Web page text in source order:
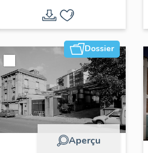
et cie, puis Société
anonyme des
anciens
établissements C. et
E. Chapal frères et
cie, actuellement
hôtel industriel,
logement et ateliers
Dossier
Aperçu